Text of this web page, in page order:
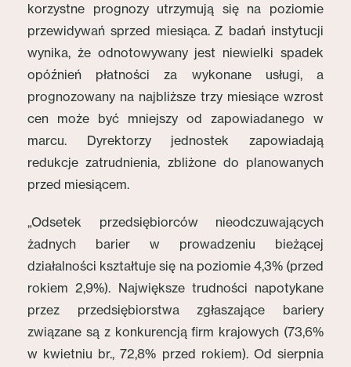
korzystne prognozy utrzymują się na poziomie
przewidywań sprzed miesiąca. Z badań instytucji
wynika, że odnotowywany jest niewielki spadek
opóźnień płatności za wykonane usługi, a
prognozowany na najbliższe trzy miesiące wzrost
cen może być mniejszy od zapowiadanego w
marcu. Dyrektorzy jednostek zapowiadają
redukcje zatrudnienia, zbliżone do planowanych
przed miesiącem.
„Odsetek przedsiębiorców nieodczuwających
żadnych barier w prowadzeniu bieżącej
działalności kształtuje się na poziomie 4,3% (przed
rokiem 2,9%). Największe trudności napotykane
przez przedsiębiorstwa zgłaszające bariery
związane są z konkurencją firm krajowych (73,6%
w kwietniu br., 72,8% przed rokiem). Od sierpnia